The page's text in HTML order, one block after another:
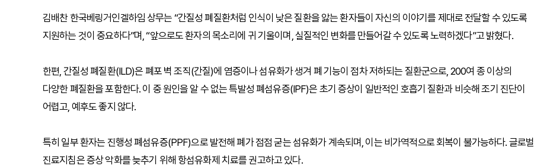
김배찬 한국베링거인겔하임 상무는 “간질성 폐질환처럼 인식이 낮은 질환을 앓는 환자들이 자신의 이야기를 제대로 전달할 수 있도록
지원하는 것이 중요하다”며, “앞으로도 환자의 목소리에 귀 기울이며, 실질적인 변화를 만들어갈 수 있도록 노력하겠다”고 밝혔다.
한편, 간질성 폐질환(ILD)은 폐포 벽 조직(간질)에 염증이나 섬유화가 생겨 폐 기능이 점차 저하되는 질환군으로, 200여 종 이상의
다양한 폐질환을 포함한다. 이 중 원인을 알 수 없는 특발성 폐섬유증(IPF)은 초기 증상이 일반적인 호흡기 질환과 비슷해 조기 진단이
어렵고, 예후도 좋지 않다.
특히 일부 환자는 진행성 폐섬유증(PPF)으로 발전해 폐가 점점 굳는 섬유화가 계속되며, 이는 비가역적으로 회복이 불가능하다. 글로벌
진료지침은 증상 악화를 늦추기 위해 항섬유화제 치료를 권고하고 있다.